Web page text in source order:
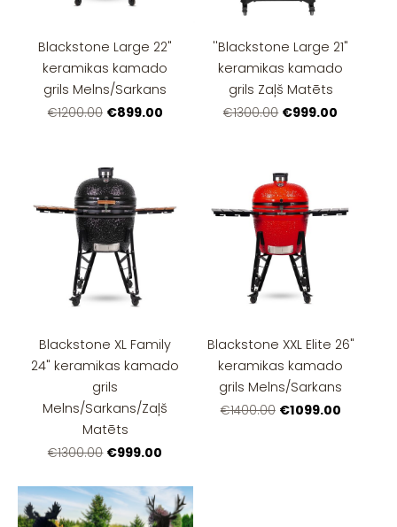
Blackstone Large 22"
keramikas kamado
grils Melns/Sarkans
€1200.00 €899.00
''Blackstone Large 21"
keramikas kamado
grils Zaļš Matēts
€1300.00 €999.00
Blackstone XL Family
24" keramikas kamado
grils
Melns/Sarkans/Zaļš
Matēts
€1300.00 €999.00
Blackstone XXL Elite 26"
keramikas kamado
grils Melns/Sarkans
€1400.00 €1099.00